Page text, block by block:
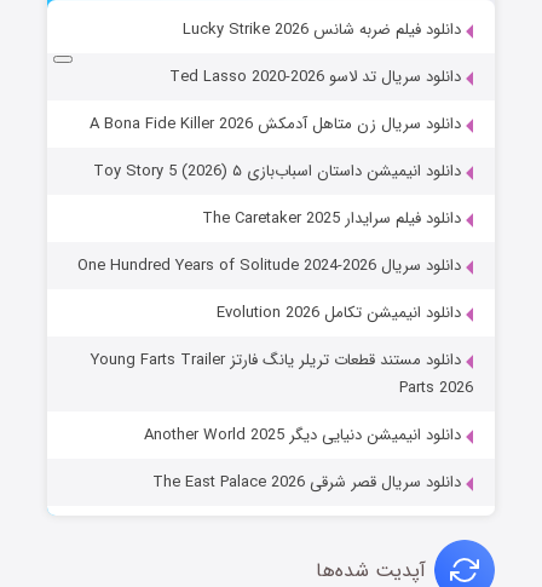
دانلود فیلم ضربه شانس Lucky Strike 2026
دانلود سریال تد لاسو Ted Lasso 2020-2026
دانلود سریال زن متاهل آدمکش A Bona Fide Killer 2026
دانلود انیمیشن داستان اسباب‌بازی ۵ Toy Story 5 (2026)
دانلود فیلم سرایدار The Caretaker 2025
دانلود سریال One Hundred Years of Solitude 2024-2026
دانلود انیمیشن تکامل Evolution 2026
دانلود مستند قطعات تریلر یانگ فارتز Young Farts Trailer
Parts 2026
دانلود انیمیشن دنیایی دیگر Another World 2025
دانلود سریال قصر شرقی The East Palace 2026
آپدیت شده‌ها